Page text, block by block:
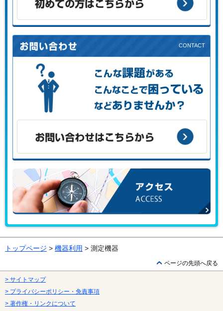
初めての方はこちらから
こんな課題がある、こんなことで困っている、などありませ
お問い合わせはこちらから
トップページ > 機器利用 > 測定機器
ページの先頭へ戻る
> サイトマップ
> プライバシーポリシー・免責事項
> 著作権・リンクについて